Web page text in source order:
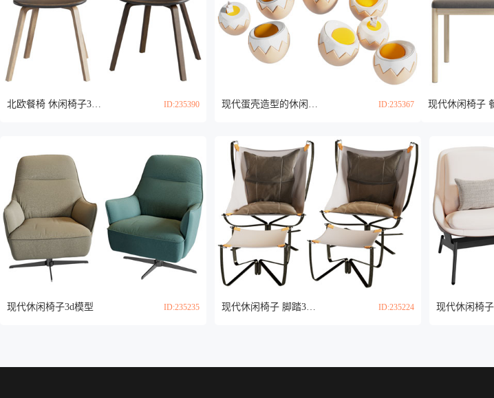
北欧餐椅 休闲椅子3d模型 ID:235390 现代蛋壳造型的休闲椅子 公共椅子3d模型 ID:235367
现代休闲椅子3d模型 ID:235235 现代休闲椅子 脚踏3d模型 ID:235224